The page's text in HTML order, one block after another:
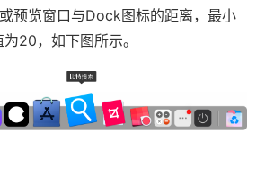
预览窗口与Dock图标的距离，最小
20，如下图所示。